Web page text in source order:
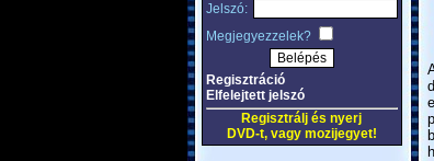
Jelszó:
Megjegyezzelek?
Regisztráció
Elfelejtett jelszó
Regisztrálj és nyerj
DVD-t, vagy mozijegyet!